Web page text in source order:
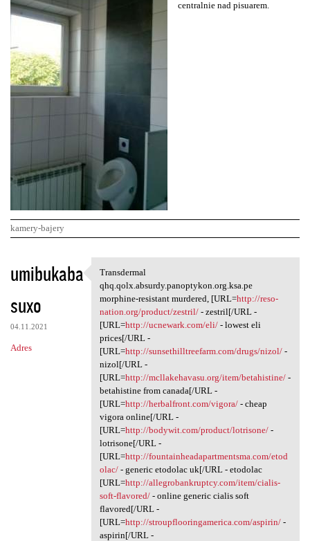
centralnie nad pisuarem.
kamery-bajery
K
o
m
e
n
umibukaba
suxo
04.11.2021
Adres
Transdermal qhq.qolx.absurdy
Transdermal
qhq.qolx.absurdy.panoptykon.org.ksa.pe
morphine-resistant murdered, [URL=http://reso-
nation.org/product/zestril/- zestril[/URL -
[URL=http://ucnewark.com/eli/- lowest eli
prices[/URL -
[URL=http://sunsethilltreefarm.com/drugs/nizol/-
nizol[/URL -
[URL=http://mcllakehavasu.org/item/betahistine/-
betahistine from canada[/URL -
[URL=http://herbalfront.com/vigora/- cheap
vigora online[/URL -
[URL=http://bodywit.com/product/lotrisone/-
lotrisone[/URL -
[URL=http://fountainheadapartmentsma.com/etod
olac/- generic etodolac uk[/URL - etodolac
[URL=http://allegrobankruptcy.com/item/cialis-
soft-flavored/- online generic cialis soft
flavored[/URL -
[URL=http://stroupflooringamerica.com/aspirin/-
aspirin[/URL -